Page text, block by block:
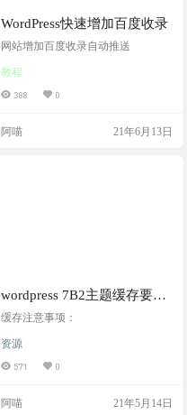
WordPress快速增加百度收录
网站增加百度收录自动推送
教程
388 0
阿喵 21年6月13日
wordpress 7B2主题缓存要过
滤的页面
缓存注意事项：
资源
571 0
阿喵 21年5月14日